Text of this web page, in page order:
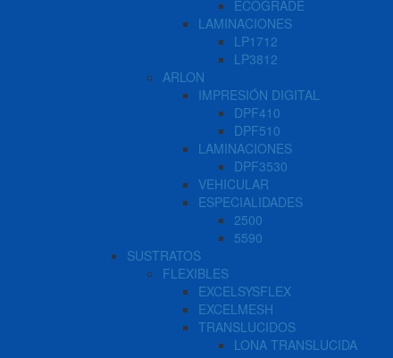
ECOGRADE
LAMINACIONES
LP1712
LP3812
ARLON
IMPRESIÓN DIGITAL
DPF410
DPF510
LAMINACIONES
DPF3530
VEHICULAR
ESPECIALIDADES
2500
5590
SUSTRATOS
FLEXIBLES
EXCELSYSFLEX
EXCELMESH
TRANSLUCIDOS
LONA TRANSLUCIDA